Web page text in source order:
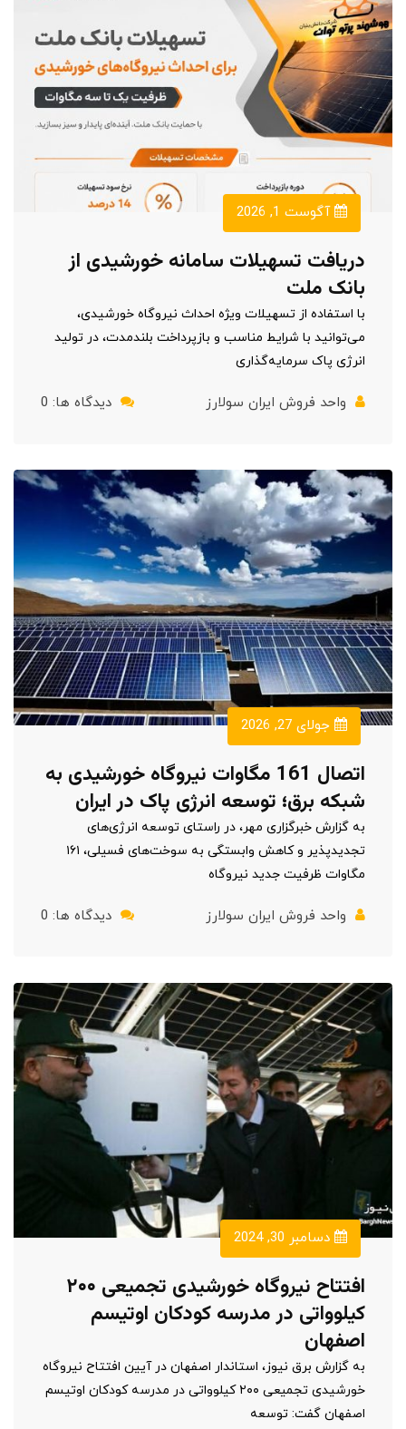
آگوست 1, 2026
دریافت تسهیلات سامانه خورشیدی از
بانک ملت
با استفاده از تسهیلات ویژه احداث نیروگاه خورشیدی،
می‌توانید با شرایط مناسب و بازپرداخت بلندمدت، در تولید
انرژی پاک سرمایه‌گذاری
واحد فروش ایران سولارز دیدگاه ها: 0
جولای 27, 2026
اتصال 161 مگاوات نیروگاه خورشیدی به
شبکه برق؛ توسعه انرژی پاک در ایران
به گزارش خبرگزاری مهر، در راستای توسعه انرژی‌های
تجدیدپذیر و کاهش وابستگی به سوخت‌های فسیلی، ۱۶۱
مگاوات ظرفیت جدید نیروگاه
واحد فروش ایران سولارز دیدگاه ها: 0
دسامبر 30, 2024
افتتاح نیروگاه خورشیدی تجمیعی ۲۰۰
کیلوواتی در مدرسه کودکان اوتیسم
اصفهان
به گزارش برق نیوز، استاندار اصفهان در آیین افتتاح نیروگاه
خورشیدی تجمیعی ۲۰۰ کیلوواتی در مدرسه کودکان اوتیسم
اصفهان گفت: توسعه